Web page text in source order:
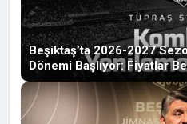
Beşiktaş’ta 2026-2027
Dönemi Başlıyor: Fiyatlar